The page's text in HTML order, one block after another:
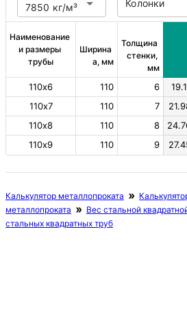
7850 кг/м³ Колонки
Наименование
и размеры
трубы
Ширина
a, мм
Толщина
стенки,
мм
110х6 110 6
110х7
110 7
110х8
110 8
110х9
110 9
Калькулятор металлопроката
металлопроката
Вес стальной
стальных квадратных труб